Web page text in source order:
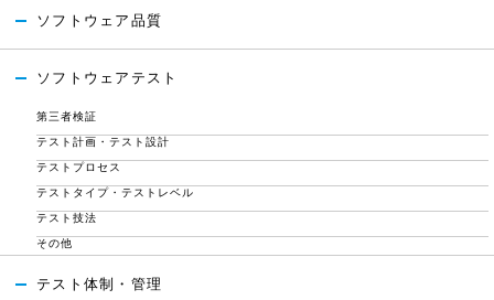
ソフトウェア品質
ソフトウェアテスト
第三者検証
テスト計画・テスト設計
テストプロセス
テストタイプ・テストレベル
テスト技法
その他
テスト体制・管理